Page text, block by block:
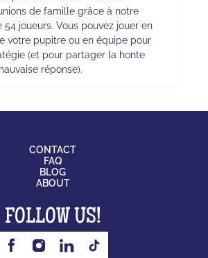
de famille grâce à notre
joueurs. Vous pouvez jouer en
votre pupitre ou en équipe pour
(et pour partager la honte
réponse).
CONTACT
FAQ
BLOG
ABOUT
FOLLOW US!